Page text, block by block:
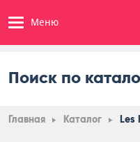
Меню
Поиск по
Главная Каталог Les